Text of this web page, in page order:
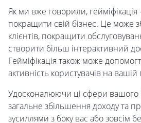
Як ми вже говорили,
покращити свій бізнес. Це може
клієнтів, покращити
створити більш інтерактивний
Гейміфікація також може
активність користувачів на
Удосконалюючи ці сфери вашого
загальне збільшення доходу та
зусиллями з боку вас або зовсім